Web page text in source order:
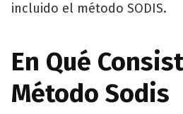
incluido el método SODIS.
En Qué
Método Sodis